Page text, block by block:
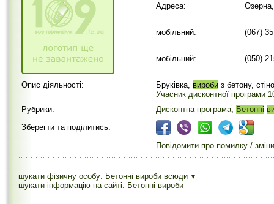
Адреса:
мобільний: (067)
мобільний: (050)
Опис діяльності: Бруківка, вироби з бетону,
Учасник дисконтної програми
Рубрики:
Дисконтна програма, Бетонні
Зберегти та поділитись:
Повідомити про помилку / зміни
шукати фізичну особу: Бетонні вироби всюди ▼
шукати інформацію на сайті: Бетонні вироби